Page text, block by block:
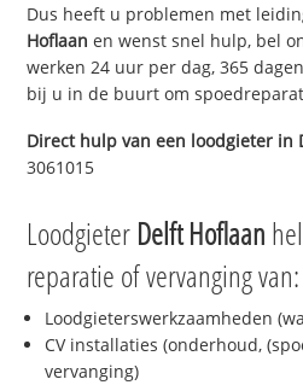
Dus heeft u problemen met
Hoflaan en wenst snel hulp, bel
werken 24 uur per dag, 365
bij u in de buurt om
Direct hulp van een loodgieter in
3061015
Loodgieter Delft Hoflaan
reparatie of vervanging van:
Loodgieterswerkzaamheden
CV installaties (onderhoud,
vervanging)